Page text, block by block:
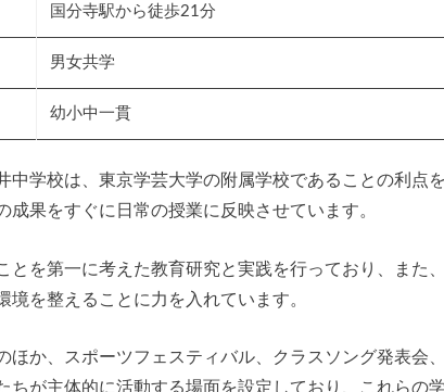
国分寺駅から徒歩21分
男女共学
幼小中一貫
中学校は、東京学芸大学の附属学校であることの利点
成果をすぐに日常の授業に反映させています。
とを第一に考えた教育研究と実践を行っており、また
境を整えることに力を入れています。
ほか、スポーツフェスティバル、クラスソング発表会
ちが主体的に活動する場面を設定しており、これらの